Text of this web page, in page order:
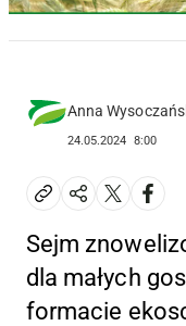
Anna
24.05.2024 8:00
Sejm
dla małych
formacie